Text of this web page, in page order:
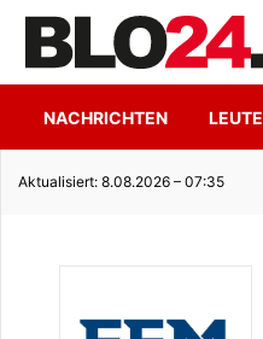
NACHRICHTEN LEUTE
Aktualisiert: 8.08.2026 – 07:35
Seeidylle